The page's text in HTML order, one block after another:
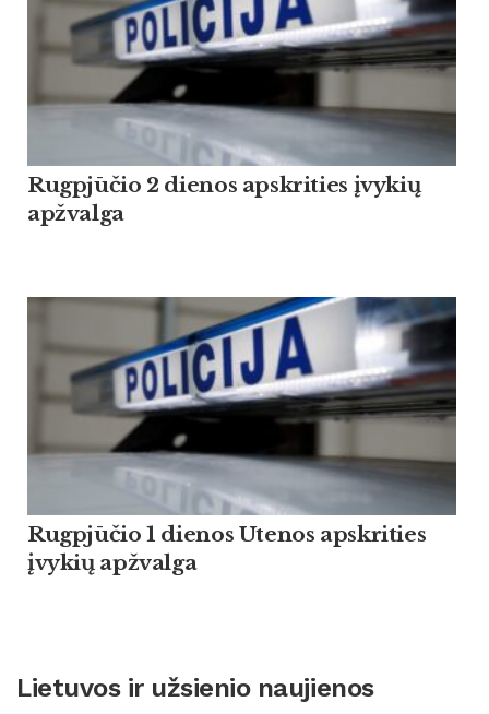
Rugpjūčio 2 dienos apskrities įvykių
apžvalga
Rugpjūčio 1 dienos Utenos apskrities
įvykių apžvalga
Lietuvos ir užsienio naujienos